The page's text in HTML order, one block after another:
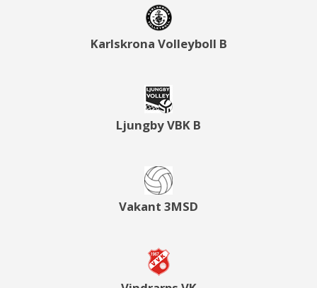
Karlskrona Volleyboll B
Ljungby VBK B
Vakant 3MSD